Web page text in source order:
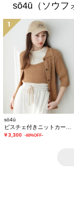
sō4ū（ソウフ
1
sō4ū
￥3,300 -60%OFF-